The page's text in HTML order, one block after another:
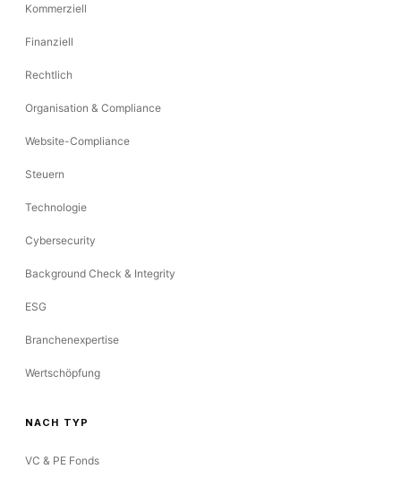
Kommerziell
Finanziell
Rechtlich
Organisation & Compliance
Website-Compliance
Steuern
Technologie
Cybersecurity
Background Check & Integrity
ESG
Branchenexpertise
Wertschöpfung
NACH TYP
VC & PE Fonds